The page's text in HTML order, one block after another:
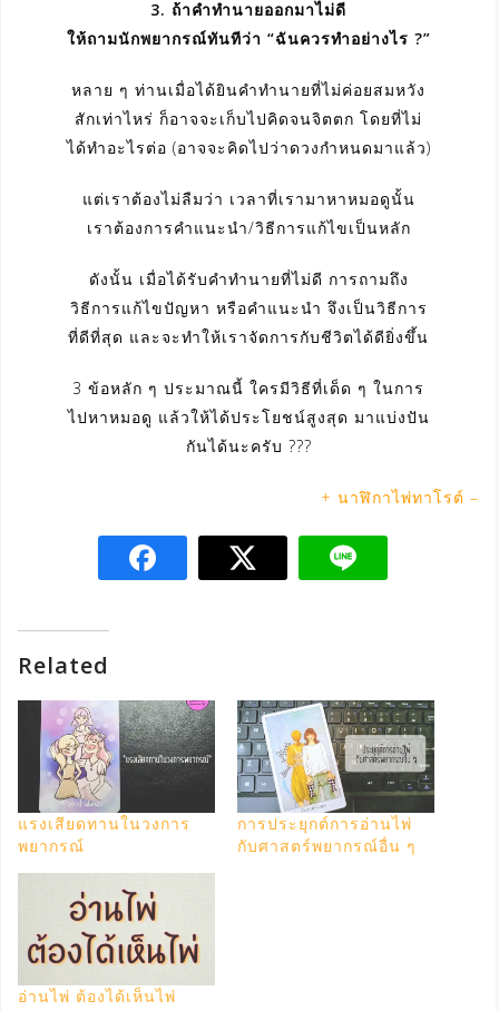
3. ถ้าคำทำนายออกมาไม่ดี
ให้ถามนักพยากรณ์ทันทีว่า “ฉันควรทำอย่างไร ?”
หลาย ๆ ท่านเมื่อได้ยินคำทำนายที่ไม่ค่อยสมหวัง
สักเท่าไหร่ ก็อาจจะเก็บไปคิดจนจิตตก โดยที่ไม่
ได้ทำอะไรต่อ (อาจจะคิดไปว่าดวงกำหนดมาแล้ว)
แต่เราต้องไม่ลืมว่า เวลาที่เรามาหาหมอดูนั้น
เราต้องการคำแนะนำ/วิธีการแก้ไขเป็นหลัก
ดังนั้น เมื่อได้รับคำทำนายที่ไม่ดี การถามถึง
วิธีการแก้ไขปัญหา หรือคำแนะนำ จึงเป็นวิธีการ
ที่ดีที่สุด และจะทำให้เราจัดการกับชีวิตได้ดียิ่งขึ้น
3 ข้อหลัก ๆ ประมาณนี้ ใครมีวิธีที่เด็ด ๆ ในการ
ไปหาหมอดู แล้วให้ได้ประโยชน์สูงสุด มาแบ่งปัน
กันได้นะครับ ???
+ นาฬิกาไพ่ทาโรต์ –
Related
แรงเสียดทานในวงการ
พยากรณ์
การประยุกต์การอ่านไพ่
กับศาสตร์พยากรณ์อื่น ๆ
อ่านไพ่ ต้องได้เห็นไพ่